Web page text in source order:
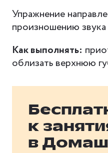
Упражнение
произношению
Как выполнять:
облизать верхнюю
к
в